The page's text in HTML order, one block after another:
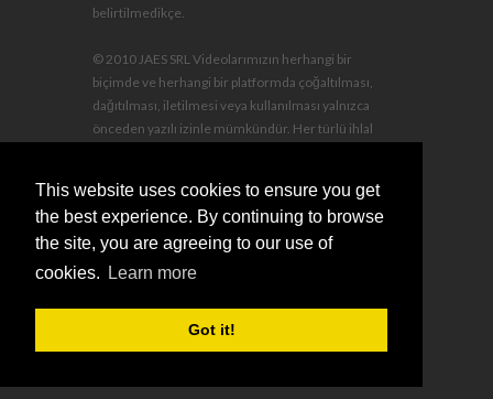
This website uses cookies to ensure you get
the best experience. By continuing to browse
the site, you are agreeing to our use of
cookies.
Learn more
Got it!
belirtilmedikçe.
© 2010 JAES SRL Videolarımızın herhangi bir
biçimde ve herhangi bir platformda çoğaltılması,
dağıtılması, iletilmesi veya kullanılması yalnızca
önceden yazılı izinle mümkündür. Her türlü ihlal